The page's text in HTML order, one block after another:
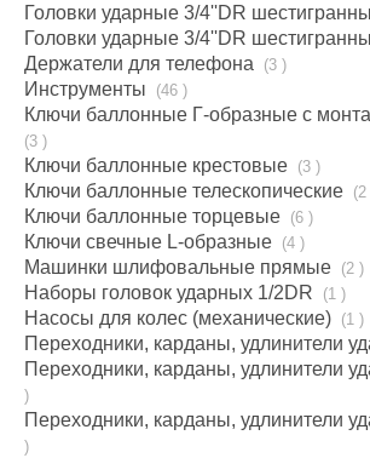
Головки ударные 3/4''DR
Головки ударные 3/4''DR
Держатели для телефона (3 )
Инструменты (46 )
Ключи баллонные Г-образные с
(3 )
Ключи баллонные крестовые (3 )
Ключи баллонные телескопические (2
Ключи баллонные торцевые (6 )
Ключи свечные L-образные (4 )
Машинки шлифовальные прямые (2 )
Наборы головок ударных 1/2DR (1 )
Насосы для колес (механические) (1 )
Переходники, карданы, удлинители
Переходники, карданы, удлинители
)
Переходники, карданы, удлинители
)